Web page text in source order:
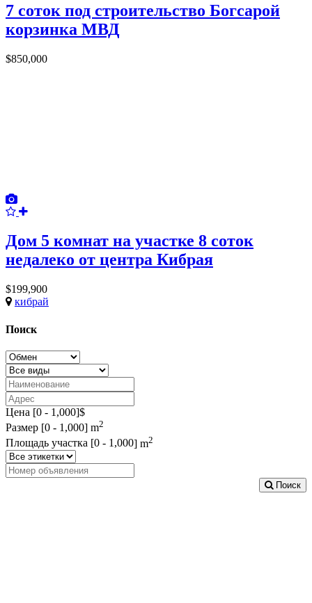
7 соток под строительство Богсарой
корзинка МВД
$850,000
Дом 5 комнат на участке 8 соток
недалеко от центра Кибрая
$199,900
кибрай
Поиск
Цена [0 - 1,000]$
Размер [0 - 1,000] m2
Площадь участка [0 - 1,000] m2
Поиск